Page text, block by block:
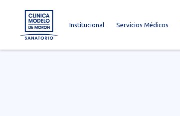
Institucional Servicios Médicos